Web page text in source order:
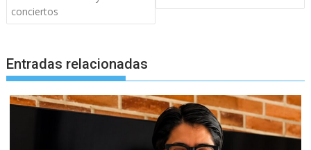
conciertos
Entradas relacionadas